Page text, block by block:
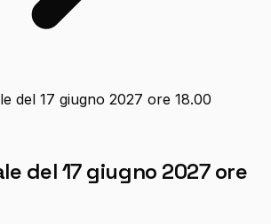
del 17 giugno 2027 ore 18.00
del 17 giugno 2027 ore